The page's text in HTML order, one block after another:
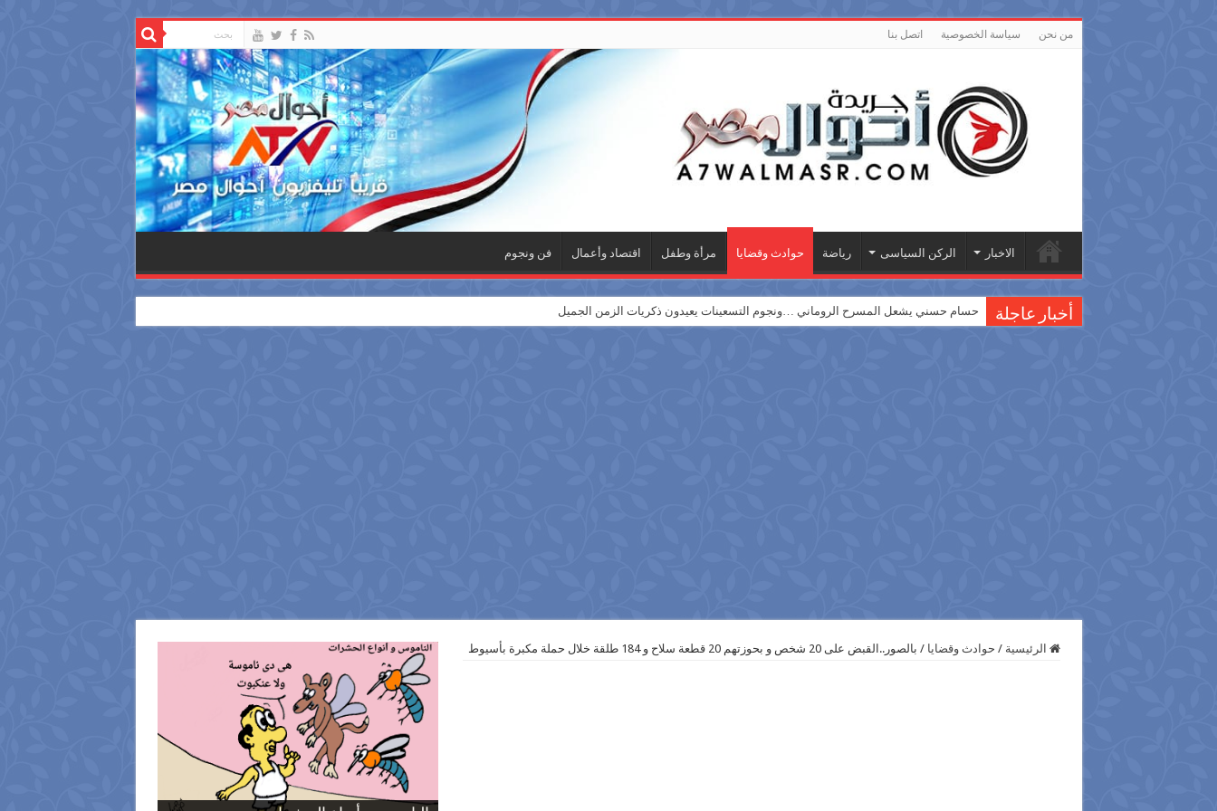
من نحن سياسة الخصوصية اتصل بنا
الاخبار الركن السياسى رياضة حوادث وقضايا مرأة وطفل اقتصاد وأعمال فن ونجوم
أخبار عاجلة حسام حسني يشعل المسرح الروماني …ونجوم التسعينات يعيدون ذكريات الزمن الجميل
الرئيسية / حوادث وقضايا / بالصور..القبض على 20 شخص و بحوزتهم 20 قطعة سلاح و 184 طلقة خلال حملة مكبرة بأسيوط